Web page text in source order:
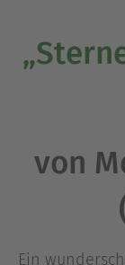
von
Ein